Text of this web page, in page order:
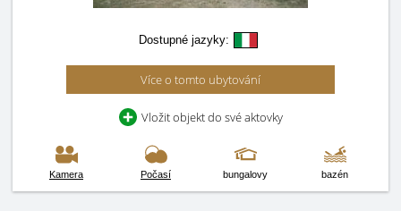
Dostupné jazyky:
Více o tomto ubytování
Vložit objekt do své aktovky
Kamera Počasí bungalovy bazén